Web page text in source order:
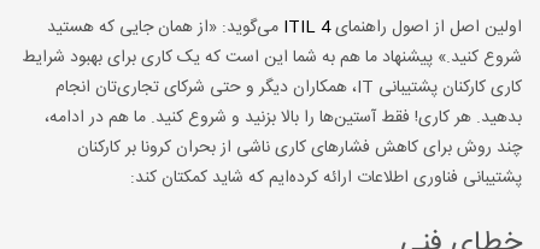
اولین اصل از اصول راهنمایITIL 4 می‌گوید: «از همان جایی که هستید
شروع کنید.» پیشنهاد ما هم به شما این است که یک کاری برای بهبود شرایط
کاری کارکنان پشتیبانی IT، همکاران دیگر و حتی شرکای تجاری‌تان انجام
بدهید. هر کاری! فقط آستین‌ها را بالا بزنید و شروع کنید. ما هم در ادامه،
چند روش برای کاهش فشارهای کاری ناشی از بحران کرونا بر کارکنان
پشتیبانی فناوری اطلاعات ارائه کرده‌ایم که شاید کمکتان کند: